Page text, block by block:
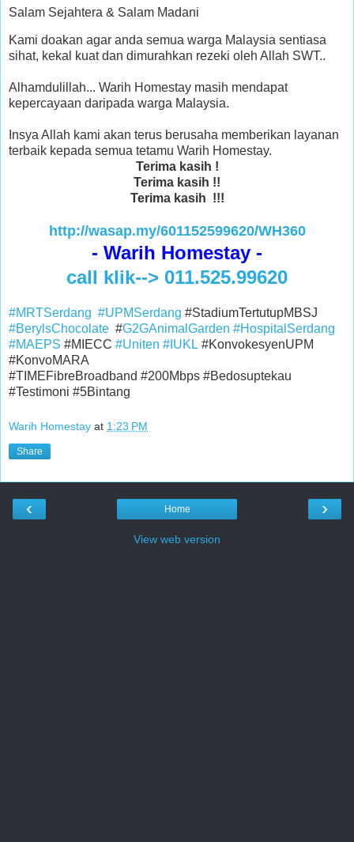
Salam Sejahtera & Salam Madani
Kami doakan agar anda semua warga Malaysia sentiasa
sihat, kekal kuat dan dimurahkan rezeki oleh Allah SWT..
Alhamdulillah... Warih Homestay masih mendapat
kepercayaan daripada warga Malaysia.
Insya Allah kami akan terus berusaha memberikan layanan
terbaik kepada semua tetamu Warih Homestay.
Terima kasih !
Terima kasih !!
Terima kasih !!!
http://wasap.my/601152599620/WH360
- Warih Homestay -
call klik--> 011.525.99620
#MRTSerdang #UPMSerdang #StadiumTertutupMBSJ
#BerylsChocolate #G2GAnimalGarden #HospitalSerdang
#MAEPS #MIECC #Uniten #IUKL #KonvokesyenUPM
#KonvoMARA
#TIMEFibreBroadband #200Mbps #Bedosuptekau
#Testimoni #5Bintang
Warih Homestay at 1:23 PM
Share
‹ ›
Home
View web version